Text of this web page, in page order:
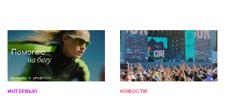
ИНТЕРВЬЮ НОВОСТИ